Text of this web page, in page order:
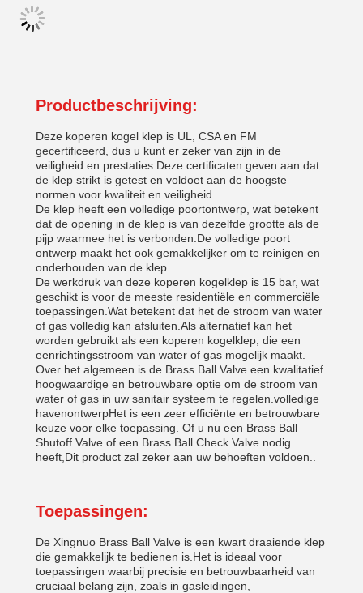
Productbeschrijving:
Deze koperen kogel klep is UL, CSA en FM
gecertificeerd, dus u kunt er zeker van zijn in de
veiligheid en prestaties.Deze certificaten geven aan dat
de klep strikt is getest en voldoet aan de hoogste
normen voor kwaliteit en veiligheid.
De klep heeft een volledige poortontwerp, wat betekent
dat de opening in de klep is van dezelfde grootte als de
pijp waarmee het is verbonden.De volledige poort
ontwerp maakt het ook gemakkelijker om te reinigen en
onderhouden van de klep.
De werkdruk van deze koperen kogelklep is 15 bar, wat
geschikt is voor de meeste residentiële en commerciële
toepassingen.Wat betekent dat het de stroom van water
of gas volledig kan afsluiten.Als alternatief kan het
worden gebruikt als een koperen kogelklep, die een
eenrichtingsstroom van water of gas mogelijk maakt.
Over het algemeen is de Brass Ball Valve een kwalitatief
hoogwaardige en betrouwbare optie om de stroom van
water of gas in uw sanitair systeem te regelen.volledige
havenontwerpHet is een zeer efficiënte en betrouwbare
keuze voor elke toepassing. Of u nu een Brass Ball
Shutoff Valve of een Brass Ball Check Valve nodig
heeft,Dit product zal zeker aan uw behoeften voldoen..
Toepassingen:
De Xingnuo Brass Ball Valve is een kwart draaiende klep
die gemakkelijk te bedienen is.Het is ideaal voor
toepassingen waarbij precisie en betrouwbaarheid van
cruciaal belang zijn, zoals in gasleidingen,